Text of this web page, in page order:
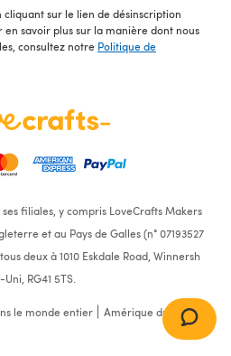
cliquant sur le lien de désinscription
savoir plus sur la manière dont nous
consultez notre Politique de
filiales, y compris LoveCrafts Makers
et au Pays de Galles (n° 07193527
deux à 1010 Eskdale Road, Winnersh
RG41 5TS.
le monde entier
Amérique du Nord